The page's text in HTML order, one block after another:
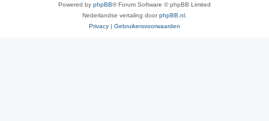
Powered by phpBB® Forum Software © phpBB Limited
Nederlandse vertaling doorphpBB.nl
Privacy | Gebruikersvoorwaarden